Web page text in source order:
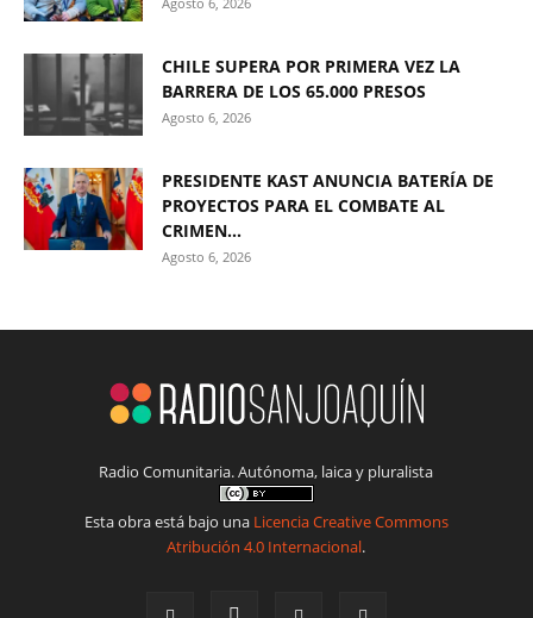
CHILE SUPERA POR PRIMERA VEZ LA
BARRERA DE LOS 65.000 PRESOS
Agosto 6, 2026
PRESIDENTE KAST ANUNCIA BATERÍA DE
PROYECTOS PARA EL COMBATE AL
CRIMEN...
Agosto 6, 2026
Radio Comunitaria. Autónoma, laica y pluralista
Esta obra está bajo una Licencia Creative Commons
Atribución 4.0 Internacional.